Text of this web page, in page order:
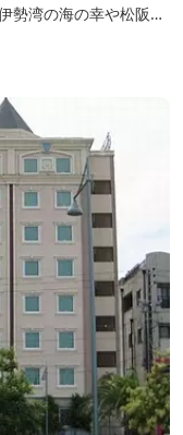
勢湾の海の幸や松阪肉
中20度前後の天然空
には、大広間で和食会
来て津の湯をお楽しみ